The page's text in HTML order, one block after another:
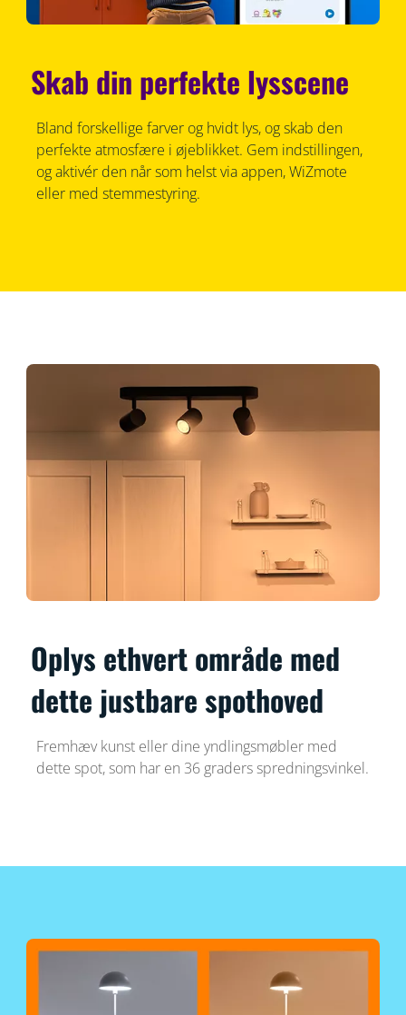
Skab din perfekte lysscene
Bland forskellige farver og hvidt lys, og skab den
perfekte atmosfære i øjeblikket. Gem indstillingen,
og aktivér den når som helst via appen, WiZmote
eller med stemmestyring.
Oplys ethvert område med
dette justbare spothoved
Fremhæv kunst eller dine yndlingsmøbler med
dette spot, som har en 36 graders spredningsvinkel.